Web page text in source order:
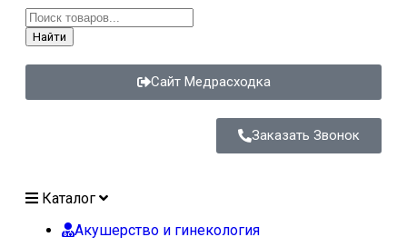
Найти
Сайт Медрасходка
Заказать Звонок
Каталог
Акушерство и гинекология